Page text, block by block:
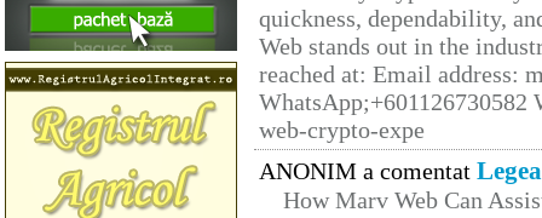
quickness, dependability,
Web stands out in the
reached at: Email address:
web-crypto-expe
ANONIM a comentat
How Marv Web Can